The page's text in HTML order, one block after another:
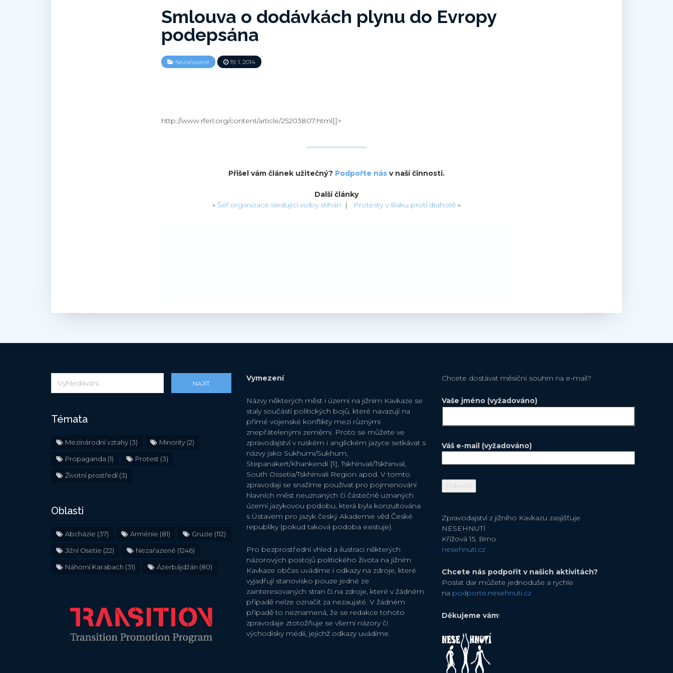
Smlouva o dodávkách plynu do Evropy
podepsána
Nezařazené 19. 1. 2014
http://www.rferl.org/content/article/25203807.html]]>
Přišel vám článek užitečný? Podpořte nás v naší činnosti.
Další články
« Šéf organizace sledující volby stíhán | Protesty v Baku proti drahotě »
NAJÍT
Témata
Mezinárodní vztahy (3) Minority (2)
Propaganda (1) Protest (3)
Životní prostředí(3)
Oblasti
Abcházie (37) Arménie (81) Gruzie (112)
Jižní Osetie (22) Nezařazené (1246)
Náhorní Karabach (31) Ázerbájdžán (80)
Vymezení
Názvy některých měst i území na jižním Kavkaze se
staly součástí politických bojů, které navazují na
přímé vojenské konflikty mezi různými
znepřátelenými zeměmi. Proto se můžete ve
zpravodajství v ruském i anglickém jazyce setkávat s
názvy jako Sukhumi/Sukhum,
Stepanakert/Khankendi [1], Tskhinvali/Tskhinval,
South Ossetia/Tskhinvali Region apod. V tomto
zpravodaji se snažíme používat pro pojmenování
hlavních měst neuznaných či částečně uznaných
území jazykovou podobu, která byla konzultována
s Ústavem pro jazyk český Akademie věd České
republiky (pokud taková podoba existuje).
Pro bezprostřední vhled a ilustraci některých
názorových postojů politického života na jižním
Kavkaze občas uvádíme i odkazy na zdroje, které
vyjadřují stanovisko pouze jedné ze
zainteresovaných stran či na zdroje, které v žádném
případě nelze označit za nezaujaté. V žádném
případě to neznamená, že se redakce tohoto
zpravodaje ztotožňuje se všemi názory či
východisky médií, jejichž odkazy uvádíme.
Chcete dostávat měsiční souhrn na e-mail?
Vaše jméno (vyžadováno)
Váš e-mail (vyžadováno)
Zpravodajství z jižního Kavkazu zasjišťuje
NESEHNUTÍ
Křížová 15, Brno
nesehnuti.cz
Chcete nás podpořit v našich aktivitách?
Poslat dar můžete jednoduše a rychle
na podporte.nesehnuti.cz
Děkujeme vám!